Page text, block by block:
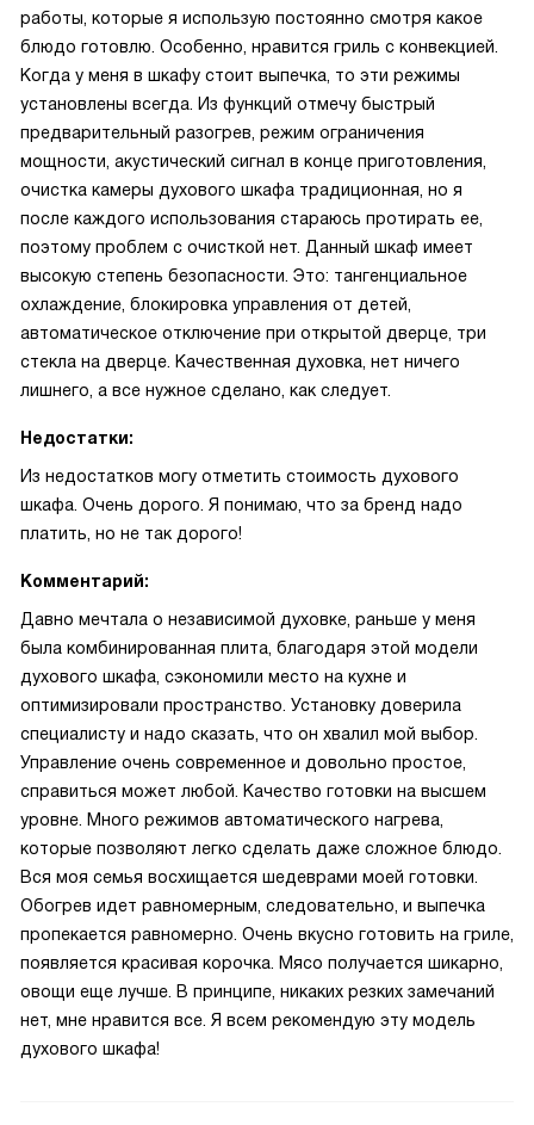
работы, которые я использую постоянно смотря какое
блюдо готовлю. Особенно, нравится гриль с конвекцией.
Когда у меня в шкафу стоит выпечка, то эти режимы
установлены всегда. Из функций отмечу быстрый
предварительный разогрев, режим ограничения
мощности, акустический сигнал в конце приготовления,
очистка камеры духового шкафа традиционная, но я
после каждого использования стараюсь протирать ее,
поэтому проблем с очисткой нет. Данный шкаф имеет
высокую степень безопасности. Это: тангенциальное
охлаждение, блокировка управления от детей,
автоматическое отключение при открытой дверце, три
стекла на дверце. Качественная духовка, нет ничего
лишнего, а все нужное сделано, как следует.
Недостатки:
Из недостатков могу отметить стоимость духового
шкафа. Очень дорого. Я понимаю, что за бренд надо
платить, но не так дорого!
Комментарий:
Давно мечтала о независимой духовке, раньше у меня
была комбинированная плита, благодаря этой модели
духового шкафа, сэкономили место на кухне и
оптимизировали пространство. Установку доверила
специалисту и надо сказать, что он хвалил мой выбор.
Управление очень современное и довольно простое,
справиться может любой. Качество готовки на высшем
уровне. Много режимов автоматического нагрева,
которые позволяют легко сделать даже сложное блюдо.
Вся моя семья восхищается шедеврами моей готовки.
Обогрев идет равномерным, следовательно, и выпечка
пропекается равномерно. Очень вкусно готовить на гриле,
появляется красивая корочка. Мясо получается шикарно,
овощи еще лучше. В принципе, никаких резких замечаний
нет, мне нравится все. Я всем рекомендую эту модель
духового шкафа!